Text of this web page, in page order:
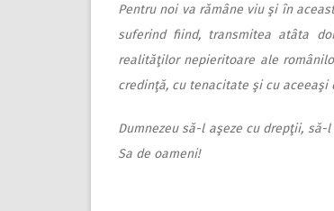
Pentru noi va rămâne viu şi în
suferind fiind, transmitea atâta
realităţilor nepieritoare ale
credinţă, cu tenacitate şi cu
Dumnezeu să-l aşeze cu drepţii,
Sa de oameni!